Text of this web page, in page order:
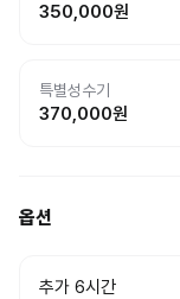
350,000원
특별성수기
370,000원
옵션
추가 6시간